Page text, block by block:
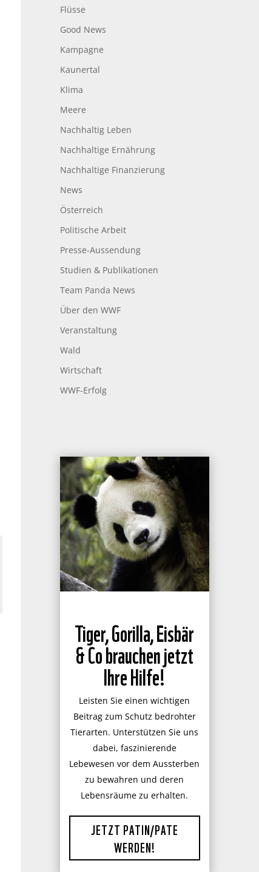
Flüsse
Good News
Kampagne
Kaunertal
Klima
Meere
Nachhaltig Leben
Nachhaltige Ernährung
Nachhaltige Finanzierung
News
Österreich
Politische Arbeit
Presse-Aussendung
Studien & Publikationen
Team Panda News
Über den WWF
Veranstaltung
Wald
Wirtschaft
WWF-Erfolg
Tiger, Gorilla, Eisbär
& Co brauchen jetzt
Ihre Hilfe!
Leisten Sie einen wichtigen
Beitrag zum Schutz bedrohter
Tierarten. Unterstützen Sie uns
dabei, faszinierende
Lebewesen vor dem Aussterben
zu bewahren und deren
Lebensräume zu erhalten.
JETZT PATIN/PATE
WERDEN!